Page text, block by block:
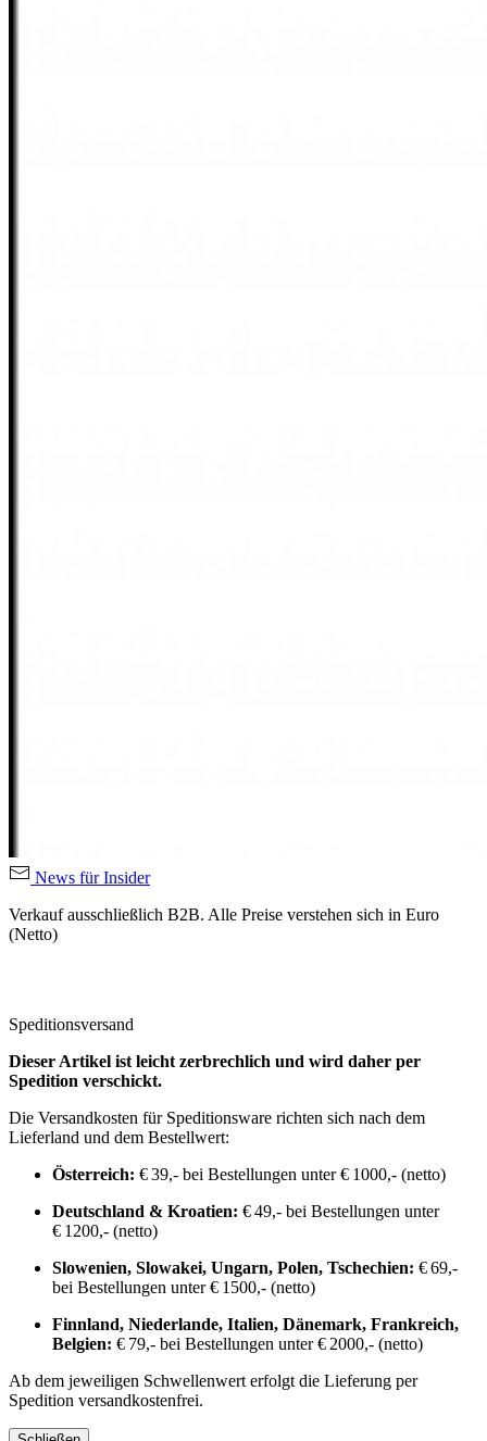
News für Insider
Verkauf ausschließlich B2B. Alle Preise verstehen sich in Euro
(Netto)
Speditionsversand
Dieser Artikel ist leicht zerbrechlich und wird daher per
Spedition verschickt.
Die Versandkosten für Speditionsware richten sich nach dem
Lieferland und dem Bestellwert:
Österreich: € 39,- bei Bestellungen unter € 1000,- (netto)
Deutschland & Kroatien: € 49,- bei Bestellungen unter
€ 1200,- (netto)
Slowenien, Slowakei, Ungarn, Polen, Tschechien: € 69,-
bei Bestellungen unter € 1500,- (netto)
Finnland, Niederlande, Italien, Dänemark, Frankreich,
Belgien: € 79,- bei Bestellungen unter € 2000,- (netto)
Ab dem jeweiligen Schwellenwert erfolgt die Lieferung per
Spedition versandkostenfrei.